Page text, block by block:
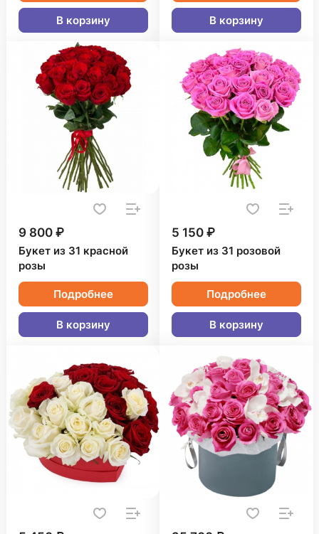
В корзину В корзину
9 800 ₽
Букет из 31 красной
розы
Подробнее
В корзину
5 150 ₽
Букет из 31 розовой
розы
Подробнее
В корзину